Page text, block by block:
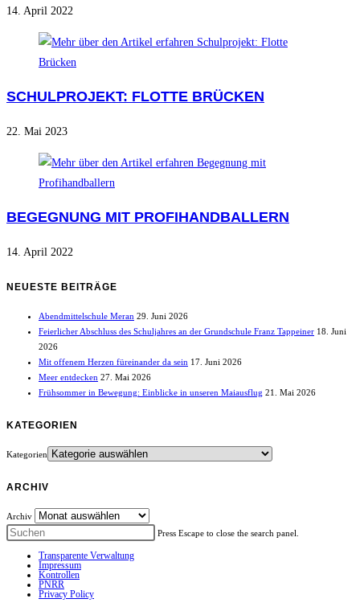
14. April 2022
SCHULPROJEKT: FLOTTE BRÜCKEN
22. Mai 2023
BEGEGNUNG MIT PROFIHANDBALLERN
14. April 2022
NEUESTE BEITRÄGE
Abendmittelschule Meran 29. Juni 2026
Feierlicher Abschluss des Schuljahres an der Grundschule Franz Tappeiner 18. Juni
2026
Mit offenem Herzen füreinander da sein 17. Juni 2026
Meer entdecken 27. Mai 2026
Frühsommer in Bewegung: Einblicke in unseren Maiausflug 21. Mai 2026
KATEGORIEN
Kategorien
ARCHIV
Archiv
Press Escape to close the search panel.
Transparente Verwaltung
Impressum
Kontrollen
PNRR
Privacy Policy